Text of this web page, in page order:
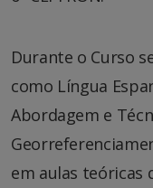
Durante o Curso
como Língua
Abordagem e
em aulas teóricas